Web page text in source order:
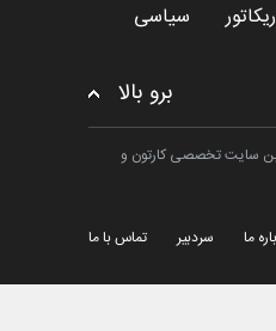
سیاسی
برو بالا
سایت تخصصی کارتون و
ما سردبیر تماس با ما